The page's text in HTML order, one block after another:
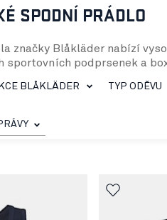
SPODNÍ PRÁDLO
značky Blåkläder nabízí
sportovních podprsenek a
k ochraně před
výběr spodního prádla.
a základní vrstvy ze 100 %
že kvalitní spodní
BLÅKLÄDER TYP ODĚVU